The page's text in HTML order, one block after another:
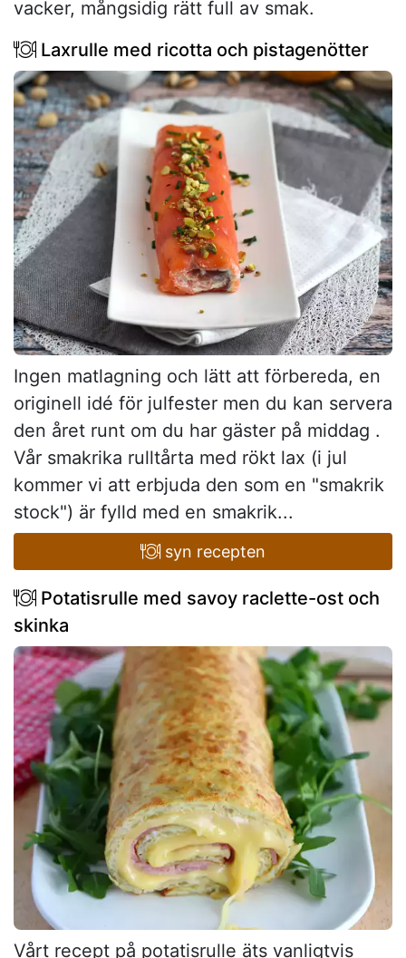
vacker, mångsidig rätt full av smak.
Laxrulle med ricotta och pistagenötter
Ingen matlagning och lätt att förbereda, en
originell idé för julfester men du kan servera
den året runt om du har gäster på middag .
Vår smakrika rulltårta med rökt lax (i jul
kommer vi att erbjuda den som en "smakrik
stock") är fylld med en smakrik...
syn recepten
Potatisrulle med savoy raclette-ost och
skinka
Vårt recept på potatisrulle äts vanligtvis